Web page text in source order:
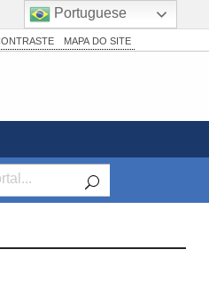
Simplifique!
Acesso à informação
Canais
MAPA DO SITE
Portuguese